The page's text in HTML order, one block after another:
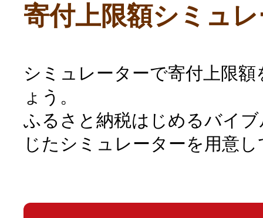
寄付上限額シミュ
シミュレーターで寄付上限
ょう。
ふるさと納税はじめるバイ
じたシミュレーターを用意